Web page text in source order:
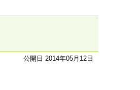
公開日 2014年05月12日